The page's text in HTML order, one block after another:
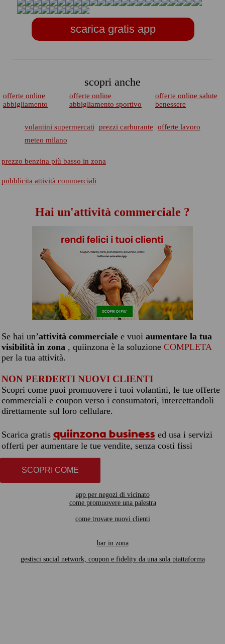
scarica gratis app
scopri anche
offerte online
abbigliamento
offerte online
abbigliamento sportivo
offerte online salute
benessere
volantini supermercati prezzi carburante
offerte lavoro
meteo milano
prezzo benzina più basso in zona
pubblicita attività commerciali
Hai un'attività commerciale ?
Se hai un’attività commerciale e vuoi aumentare la tua
visibilità in zona , quiinzona è la soluzione COMPLETA
per la tua attività.
NON PERDERTI NUOVI CLIENTI
Scopri come puoi promuovere i tuoi volantini, le tue offerte
commerciali e coupon verso i consumatori, intercettandoli
direttamente sul loro cellulare.
Scarica gratis quiinzona business ed usa i servizi
offerti per aumentare le tue vendite, senza costi fissi
SCOPRI COME
app per negozi di vicinato
come promuovere una palestra
come trovare nuovi clienti
bar in zona
gestisci social network, coupon e fidelity da una sola piattaforma